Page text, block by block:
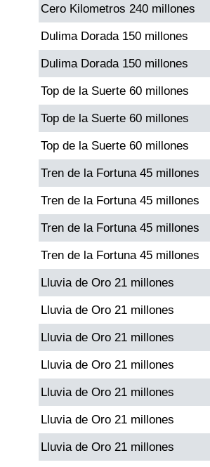
Chontico Día
Chontico Noche
Culona día
Culona noche
Dorado Mañana
Dorado Tarde
Dorado Noche
Fantástica Día
Fantástica Noche
Motilon Tarde
Motilon Noche
Cero Kilometros 240 millones
Dulima Dorada 150 millones
Dulima Dorada 150 millones
Top de la Suerte 60 millones
Top de la Suerte 60 millones
Top de la Suerte 60 millones
Tren de la Fortuna 45 millones
Tren de la Fortuna 45 millones
Tren de la Fortuna 45 millones
Tren de la Fortuna 45 millones
Lluvia de Oro 21 millones
Lluvia de Oro 21 millones
Lluvia de Oro 21 millones
Lluvia de Oro 21 millones
Lluvia de Oro 21 millones
Lluvia de Oro 21 millones
Lluvia de Oro 21 millones